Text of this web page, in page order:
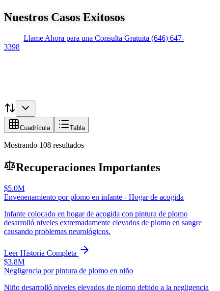
Nuestros Casos Exitosos
Llame Ahora para una Consulta Gratuita (646) 647-
3398
Cuadrícula Tabla
Mostrando 108 resultados
Recuperaciones Importantes
$5.0M
Envenenamiento por plomo en infante - Hogar de acogida
Infante colocado en hogar de acogida con pintura de plomo
desarrolló niveles extremadamente elevados de plomo en sangre
causando problemas neurológicos.
Leer Historia Completa
$3.8M
Negligencia por pintura de plomo en niño
Niño desarrolló niveles elevados de plomo debido a la negligencia